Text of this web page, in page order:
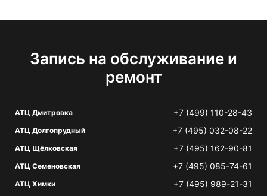
Запись на обслуживание и
ремонт
АТЦ Дмитровка +7 (499) 110-28-43
АТЦ Долгопрудный +7 (495) 032-08-22
АТЦ Щёлковская +7 (495) 162-90-81
АТЦ Семеновская +7 (495) 085-74-61
АТЦ Химки +7 (495) 989-21-31